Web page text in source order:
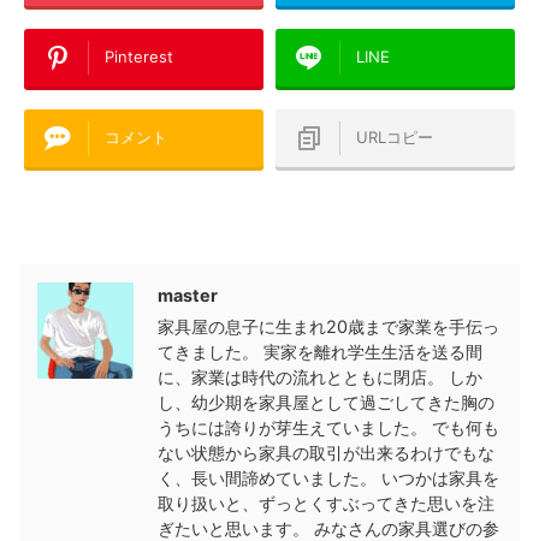
Pinterest LINE
コメント URLコピー
master
家具屋の息子に生まれ20歳まで家業を手伝っ
てきました。 実家を離れ学生生活を送る間
に、家業は時代の流れとともに閉店。 しか
し、幼少期を家具屋として過ごしてきた胸の
うちには誇りが芽生えていました。 でも何も
ない状態から家具の取引が出来るわけでもな
く、長い間諦めていました。 いつかは家具を
取り扱いと、ずっとくすぶってきた思いを注
ぎたいと思います。 みなさんの家具選びの参